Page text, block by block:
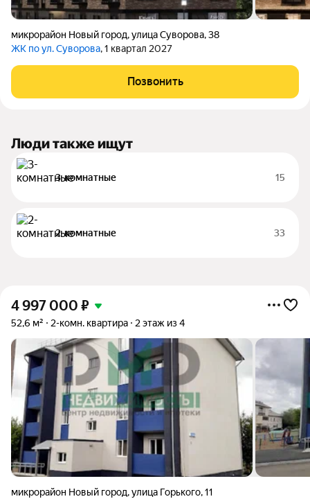
микрорайон Новый город,улица Суворова,38
ЖК по ул. Суворова, 1 квартал 2027
Позвонить
Люди также ищут
3-комнатные 15
2-комнатные 33
4 997 000 ₽
52,6 м² 2-комн. квартира 2 этаж из 4
микрорайон Новый город,улица Горького,11